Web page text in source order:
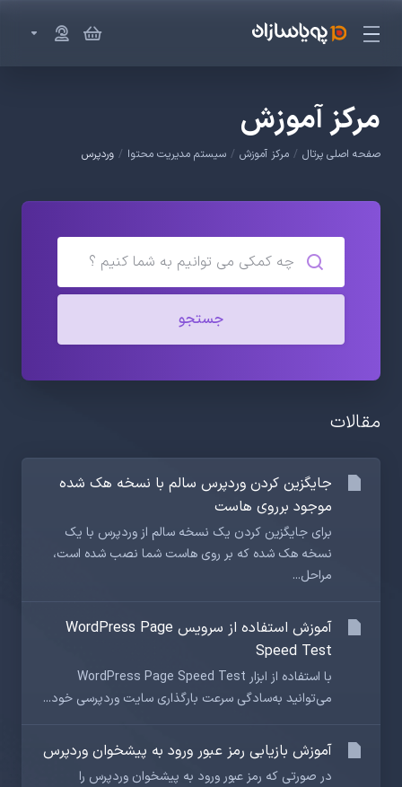
مرکز آموزش
صفحه اصلی پرتال مرکز آموزش سیستم مدیریت محتوا وردپرس
جستجو
مقالات
جایگزین کردن وردپرس سالم با نسخه هک شده
موجود برروی هاست
برای جایگزین کردن یک نسخه سالم از وردپرس با یک
نسخه هک شده که بر روی هاست شما نصب شده است،
مراحل...
آموزش استفاده از سرویس WordPress Page
Speed Test
با استفاده از ابزار WordPress Page Speed Test
می‌توانید به‌سادگی سرعت بارگذاری سایت وردپرسی خود...
آموزش بازیابی رمز عبور ورود به پیشخوان وردپرس
در صورتی که رمز عبور ورود به پیشخوان وردپرس را